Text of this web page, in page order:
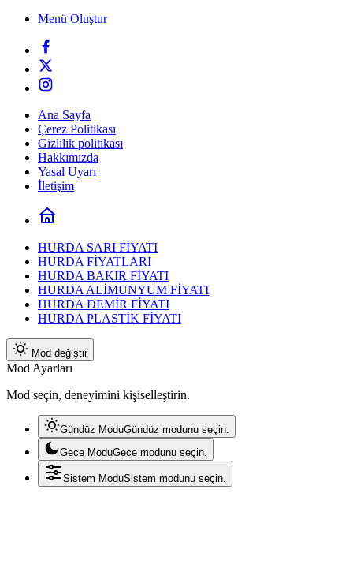
Menü Oluştur
Ana Sayfa
Çerez Politikası
Gizlilik politikası
Hakkımızda
Yasal Uyarı
İletişim
HURDA SARI FİYATI
HURDA FİYATLARI
HURDA BAKIR FİYATI
HURDA ALİMUNYUM FİYATI
HURDA DEMİR FİYATI
HURDA PLASTİK FİYATI
Mod değiştir
Mod Ayarları
Mod seçin, deneyimini kişiselleştirin.
Gündüz ModuGündüz modunu seçin.
Gece ModuGece modunu seçin.
Sistem ModuSistem modunu seçin.